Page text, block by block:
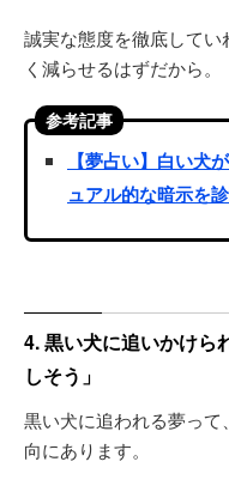
誠実な態度を徹底して
く減らせるはずだから。
参考記事
【夢占い】白い犬
ュアル的な暗示を診
4. 黒い犬に追いかけら
しそう」
黒い犬に追われる夢っ
向にあります。